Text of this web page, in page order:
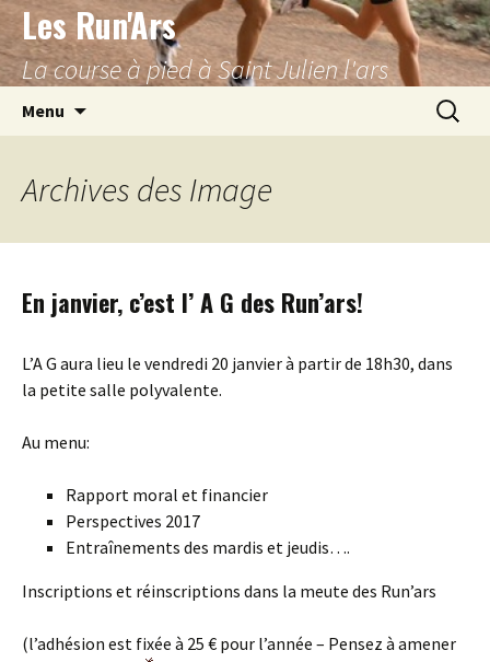
Aller
au
contenu
Les Run'Ars
La course à pied à Saint Julien l'ars
Menu
Archives des Image
En janvier, c’est l’ A G des Run’ars!
L’A G aura lieu le vendredi 20 janvier à partir de 18h30, dans
la petite salle polyvalente.
Au menu:
Rapport moral et financier
Perspectives 2017
Entraînements des mardis et jeudis….
Inscriptions et réinscriptions dans la meute des Run’ars
(l’adhésion est fixée à 25 € pour l’année – Pensez à amener